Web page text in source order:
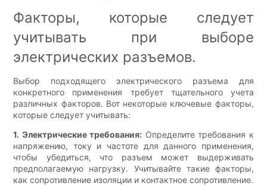
Факторы, которые следует
учитывать при выборе
электрических разъемов.
Выбор подходящего электрического разъема для
конкретного применения требует тщательного учета
различных факторов. Вот некоторые ключевые факторы,
которые следует учитывать:
1. Электрические требования: Определите требования к
напряжению, току и частоте для данного применения,
чтобы убедиться, что разъем может выдерживать
предполагаемую нагрузку. Учитывайте такие факторы,
как сопротивление изоляции и контактное сопротивление.